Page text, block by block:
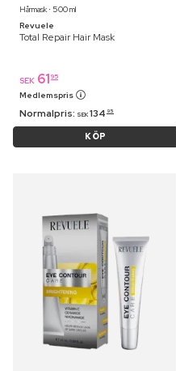
Hårmask ⋅ 500 ml
Revuele
Total Repair Hair Mask
SEK 61 95
Medlemspris
Normalpris: SEK 134 95
KÖP